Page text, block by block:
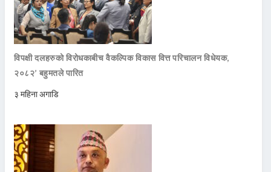
विपक्षी दलहरुको विरोधकाबीच वैकल्पिक विकास वित्त परिचालन विधेयक,
२०८२’ बहुमतले पारित
३ महिना अगाडि